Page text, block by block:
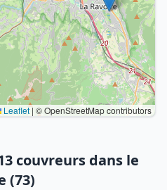
Leaflet | © OpenStreetMap contributors
couvreurs dans le
(73)